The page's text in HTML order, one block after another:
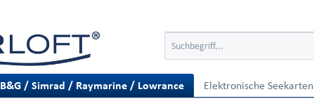
B&G / Simrad / Raymarine / Lowrance Elektronische Seekarten